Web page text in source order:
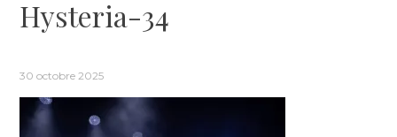
Hysteria-34
30 octobre 2025